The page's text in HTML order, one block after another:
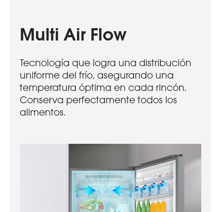
Multi Air Flow
Tecnología que logra una distribución
uniforme del frío, asegurando una
temperatura óptima en cada rincón.
Conserva perfectamente todos los
alimentos.